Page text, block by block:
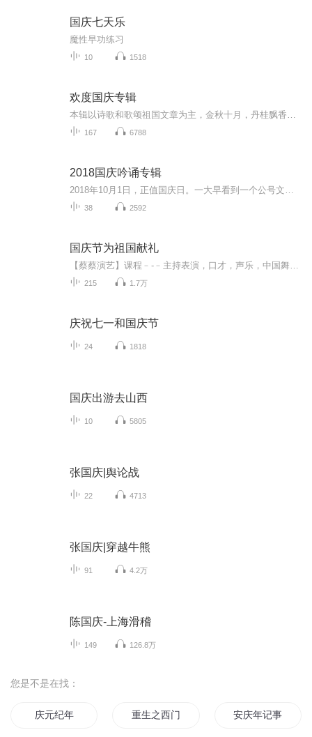
国庆七天乐
魔性早功练习
10 1518
欢度国庆专辑
167 6788
2018国庆吟诵专辑
38 2592
国庆节为祖国献礼
215 1.7万
庆祝七一和国庆节
24 1818
国庆出游去山西
10 5805
张国庆|舆论战
22 4713
张国庆|穿越牛熊
91 4.2万
陈国庆-上海滑稽
149 126.8万
您是不是在找：
庆元纪年 重生之西门庆 安庆年记事